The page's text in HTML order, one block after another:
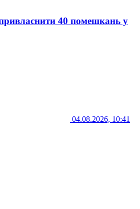
40 помешкань у
04.08.2026, 10:41